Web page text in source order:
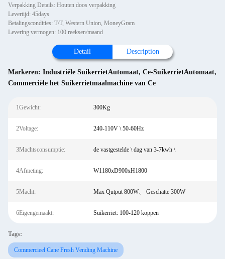
Verpakking Details: Houten doos verpakking
Levertijd: 45days
Betalingscondities: T/T, Western Union, MoneyGram
Levering vermogen: 100 reeksen/maand
Detail Description
Markeren: Industriële SuikerrietAutomaat, Ce-SuikerrietAutomaat,
Commerciële het Suikerrietmaalmachine van Ce
1Gewicht: 300Kg
2Voltage: 240-110V \ 50-60Hz
3Machtsconsumptie: de vastgestelde \ dag van 3-7kwh \
4Afmeting: W1180xD900xH1800
5Macht: Max Qutput 800W、 Geschatte 300W
6Eigengemaakt: Suikerriet: 100-120 koppen
Tags:
Commercieel Cane Fresh Vending Machine